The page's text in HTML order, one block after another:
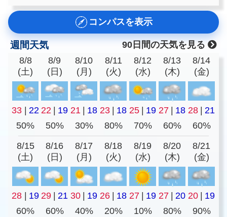
コンパスを表示
週間天気
90日間の天気を見る
8/8
(土)
8/9
(日)
8/10
(月)
8/11
(火)
8/12
(水)
8/13
(木)
8/14
(金)
33 22 22 19 21 18 23 18 25 19 27 18 28
21
50%
50% 30% 80% 70% 60% 60%
8/15
(土)
8/16
(日)
8/17
(月)
8/18
(火)
8/19
(水)
8/20
(木)
8/21
(金)
28 19 29 21 30 19 26 18 27 19 27 20 20
19
60%
60% 40% 20% 10% 80%
90%